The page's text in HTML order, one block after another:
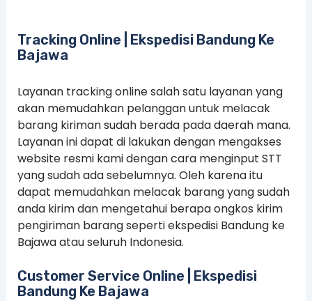
Tracking Online | Ekspedisi Bandung Ke
Bajawa
Layanan tracking online salah satu layanan yang
akan memudahkan pelanggan untuk melacak
barang kiriman sudah berada pada daerah mana.
Layanan ini dapat di lakukan dengan mengakses
website resmi kami dengan cara menginput STT
yang sudah ada sebelumnya. Oleh karena itu
dapat memudahkan melacak barang yang sudah
anda kirim dan mengetahui berapa ongkos kirim
pengiriman barang seperti ekspedisi Bandung ke
Bajawa atau seluruh Indonesia.
Customer Service Online | Ekspedisi
Bandung Ke Bajawa